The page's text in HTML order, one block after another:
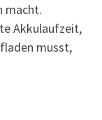
macht.
Akkulaufzeit,
musst,